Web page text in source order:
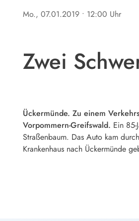
Mo., 07.01.2019 • 12:00 Uhr
Zwei
Ückermünde. Zu einem
Vorpommern-Greifswald. Ein
Straßenbaum. Das Auto kam
Krankenhaus nach Ückermünde